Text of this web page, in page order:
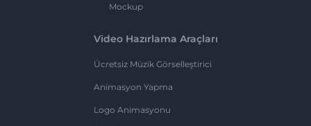
Mockup
Video Hazırlama Araçları
Ücretsiz Müzik Görselleştirici
Animasyon Yapma
Logo Animasyonu